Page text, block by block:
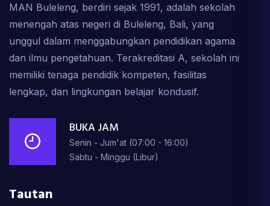
MAN Buleleng, berdiri sejak 1991, adalah sekolah
menengah atas negeri di Buleleng, Bali, yang
unggul dalam menggabungkan pendidikan agama
dan ilmu pengetahuan. Terakreditasi A, sekolah ini
memiliki tenaga pendidik kompeten, fasilitas
lengkap, dan lingkungan belajar kondusif.
BUKA JAM
Senin - Jum'at (07:00 - 16:00)
Sabtu - Minggu (Libur)
Tautan